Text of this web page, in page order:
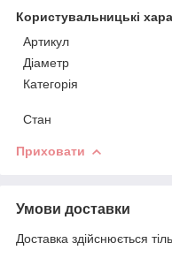
Користувальницькі
Артикул
Діаметр
Категорія
Стан
Приховати
Умови доставки
Доставка здійснюється